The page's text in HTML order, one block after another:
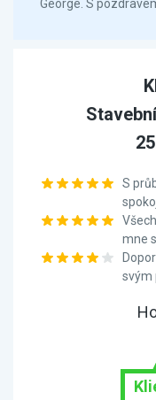
George. S
S
mne
svým